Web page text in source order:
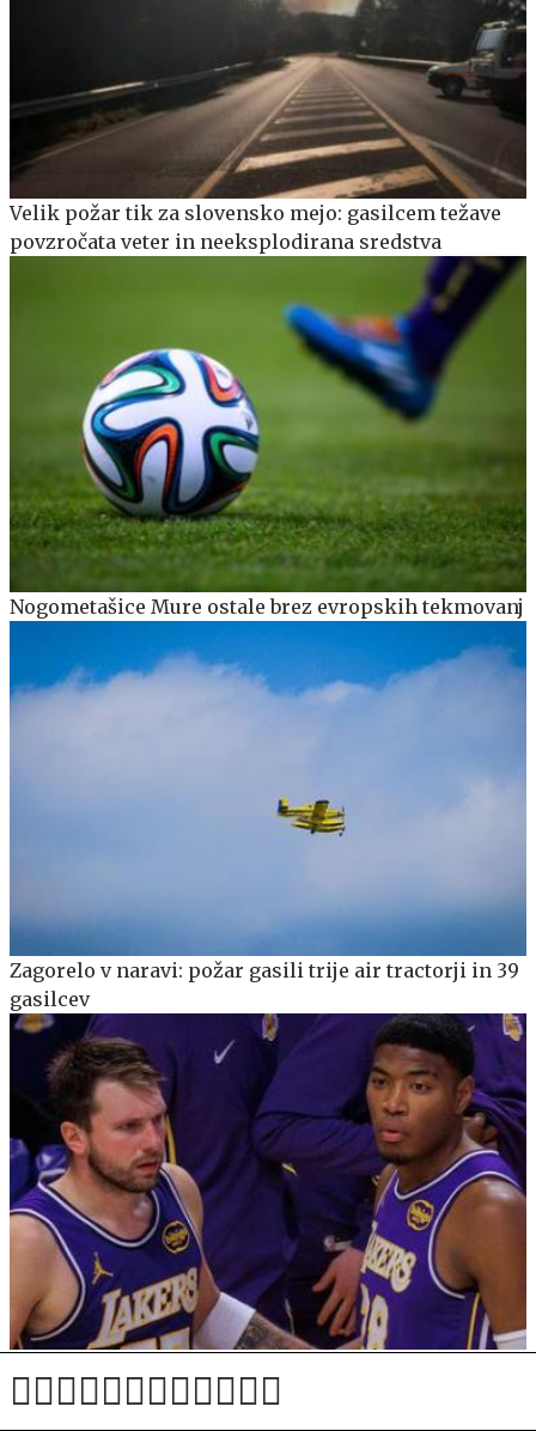
Velik požar tik za slovensko mejo: gasilcem težave
povzročata veter in neeksplodirana sredstva
Nogometašice Mure ostale brez evropskih tekmovanj
Zagorelo v naravi: požar gasili trije air tractorji in 39
gasilcev